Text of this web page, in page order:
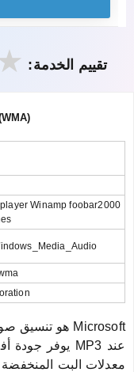
تقييم الخدمة:
Winamp foobar2000